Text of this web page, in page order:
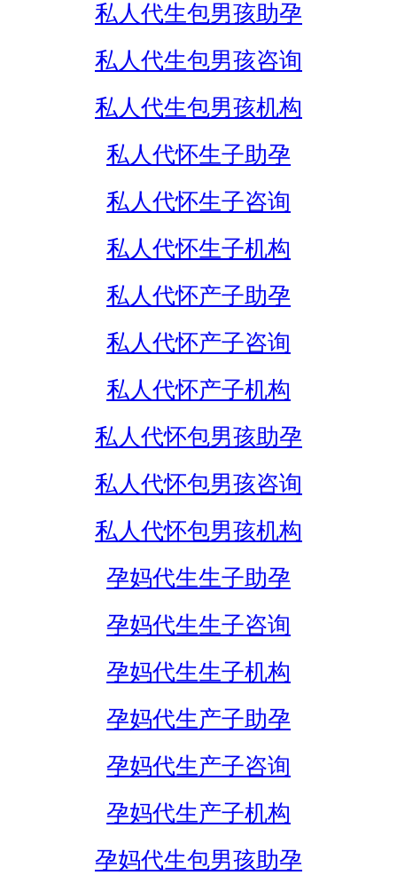
私人代生包男孩助孕
私人代生包男孩咨询
私人代生包男孩机构
私人代怀生子助孕
私人代怀生子咨询
私人代怀生子机构
私人代怀产子助孕
私人代怀产子咨询
私人代怀产子机构
私人代怀包男孩助孕
私人代怀包男孩咨询
私人代怀包男孩机构
孕妈代生生子助孕
孕妈代生生子咨询
孕妈代生生子机构
孕妈代生产子助孕
孕妈代生产子咨询
孕妈代生产子机构
孕妈代生包男孩助孕